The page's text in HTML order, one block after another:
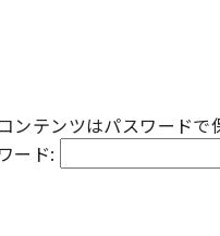
ンテンツはパスワードで
ード: